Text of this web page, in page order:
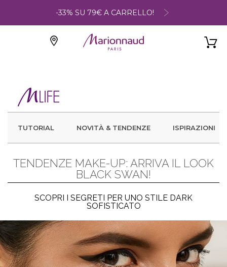
-33% SU 79€ A CARRELLO!
TUTORIAL NOVITÀ & TENDENZE ISPIRAZIONI
TENDENZE MAKE-UP: ARRIVA IL LOOK
BLACK SWAN!
SCOPRI I SEGRETI PER UNO STILE DARK
SOFISTICATO